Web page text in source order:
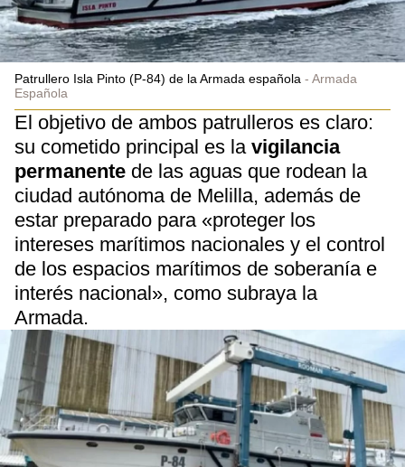
Patrullero Isla Pinto (P-84) de la Armada española
Armada
Española
El objetivo de ambos patrulleros es claro:
su cometido principal es lavigilancia
permanente de las aguas que rodean la
ciudad autónoma de Melilla, además de
estar preparado para «proteger los
intereses marítimos nacionales y el control
de los espacios marítimos de soberanía e
interés nacional», como subraya la
Armada.